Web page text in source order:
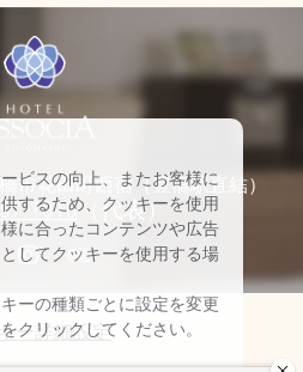
市花田町西宿（豊橋駅直結）
1010（代表）
ー詳細設定
ビスの向上、またお客様に
するため、クッキーを使用
に合ったコンテンツや広告
してクッキーを使用する場
ーの種類ごとに設定を変更
クリックしてください。